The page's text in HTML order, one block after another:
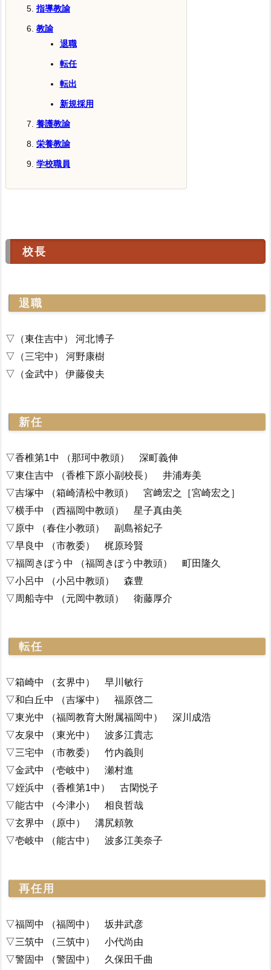
指導教諭
教諭
退職
転任
転出
新規採用
養護教諭
栄養教諭
学校職員
校長
退職
▽（東住吉中） 河北博子
▽（三宅中） 河野康樹
▽（金武中） 伊藤俊夫
新任
▽香椎第1中 （那珂中教頭） 深町義伸
▽東住吉中 （香椎下原小副校長） 井浦寿美
▽吉塚中 （箱崎清松中教頭） 宮﨑宏之［宮崎宏之］
▽横手中 （西福岡中教頭） 星子真由美
▽原中 （春住小教頭） 副島裕妃子
▽早良中 （市教委） 梶原玲賢
▽福岡きぼう中 （福岡きぼう中教頭） 町田隆久
▽小呂中 （小呂中教頭） 森豊
▽周船寺中 （元岡中教頭） 衛藤厚介
転任
▽箱崎中 （玄界中） 早川敏行
▽和白丘中 （吉塚中） 福原啓二
▽東光中 （福岡教育大附属福岡中） 深川成浩
▽友泉中 （東光中） 波多江貴志
▽三宅中 （市教委） 竹内義則
▽金武中 （壱岐中） 瀬村進
▽姪浜中 （香椎第1中） 古閑悦子
▽能古中 （今津小） 相良哲哉
▽玄界中 （原中） 溝尻頼敦
▽壱岐中 （能古中） 波多江美奈子
再任用
▽福岡中 （福岡中） 坂井武彦
▽三筑中 （三筑中） 小代尚由
▽警固中 （警固中） 久保田千曲